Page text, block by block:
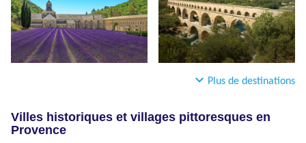
Plus de destinations
Villes historiques et villages pittoresques en
Provence